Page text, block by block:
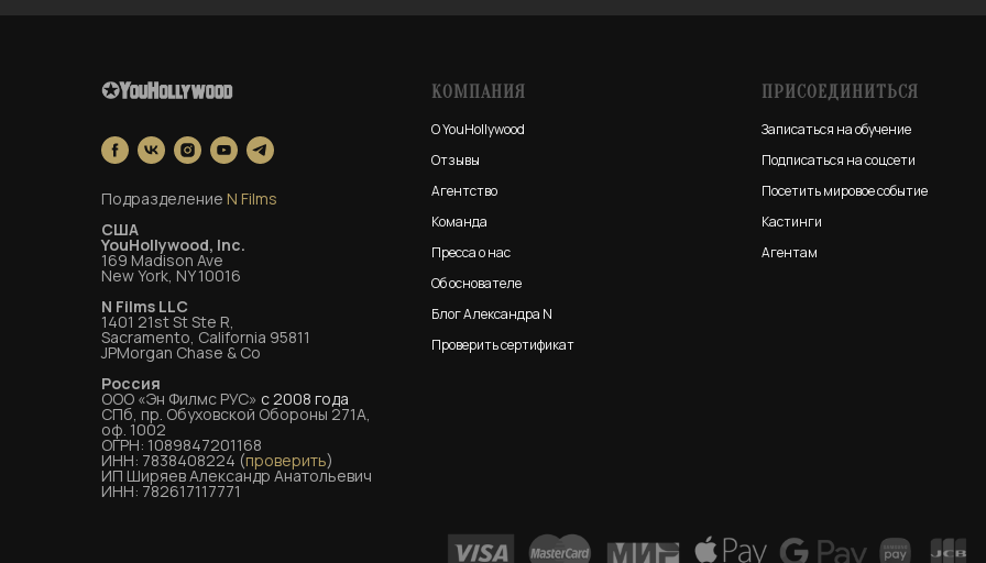
Подразделение N Films
США
YouHollywood, Inc.
169 Madison Ave
New York, NY 10016
N Films LLC
1401 21st St Ste R,
Sacramento, California 95811
JPMorgan Chase & Co
Россия
ООО «Эн Филмс РУС» с 2008 года
СПб, пр. Обуховской Обороны 271А,
оф. 1002
ОГРН: 1089847201168
ИНН: 7838408224 (проверить)
ИП Ширяев Александр Анатольевич
ИНН: 782617117771
КОМПАНИЯ
О YouHollywood
Отзывы
Агентство
Команда
Пресса о нас
Об основателе
Блог Александра N
Проверить сертификат
ПРИСОЕДИНИТЬСЯ
Записаться на обучение
Подписаться на соцсети
Посетить мировое событие
Кастинги
Агентам